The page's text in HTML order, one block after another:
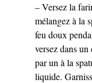
– Versez la
mélangez à la
feu doux
versez dans
par un à la
liquide.